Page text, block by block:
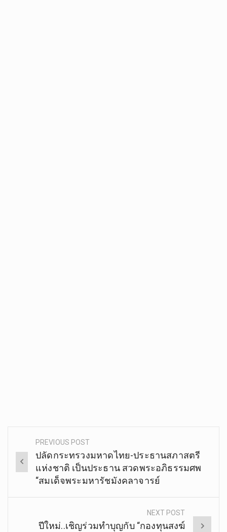
Post
navigation
PREVIOUS POST
ปลัดกระทรวงมหาดไทย-ประธานสภาสตรี
แห่งชาติ เป็นประธาน สวดพระอภิธรรมศพ
“สมเด็จพระมหารัชมังคลาจารย์
NEXT POST
ปีใหม่..เชิญร่วมทำบุญกับ “กองทุนสงฆ์